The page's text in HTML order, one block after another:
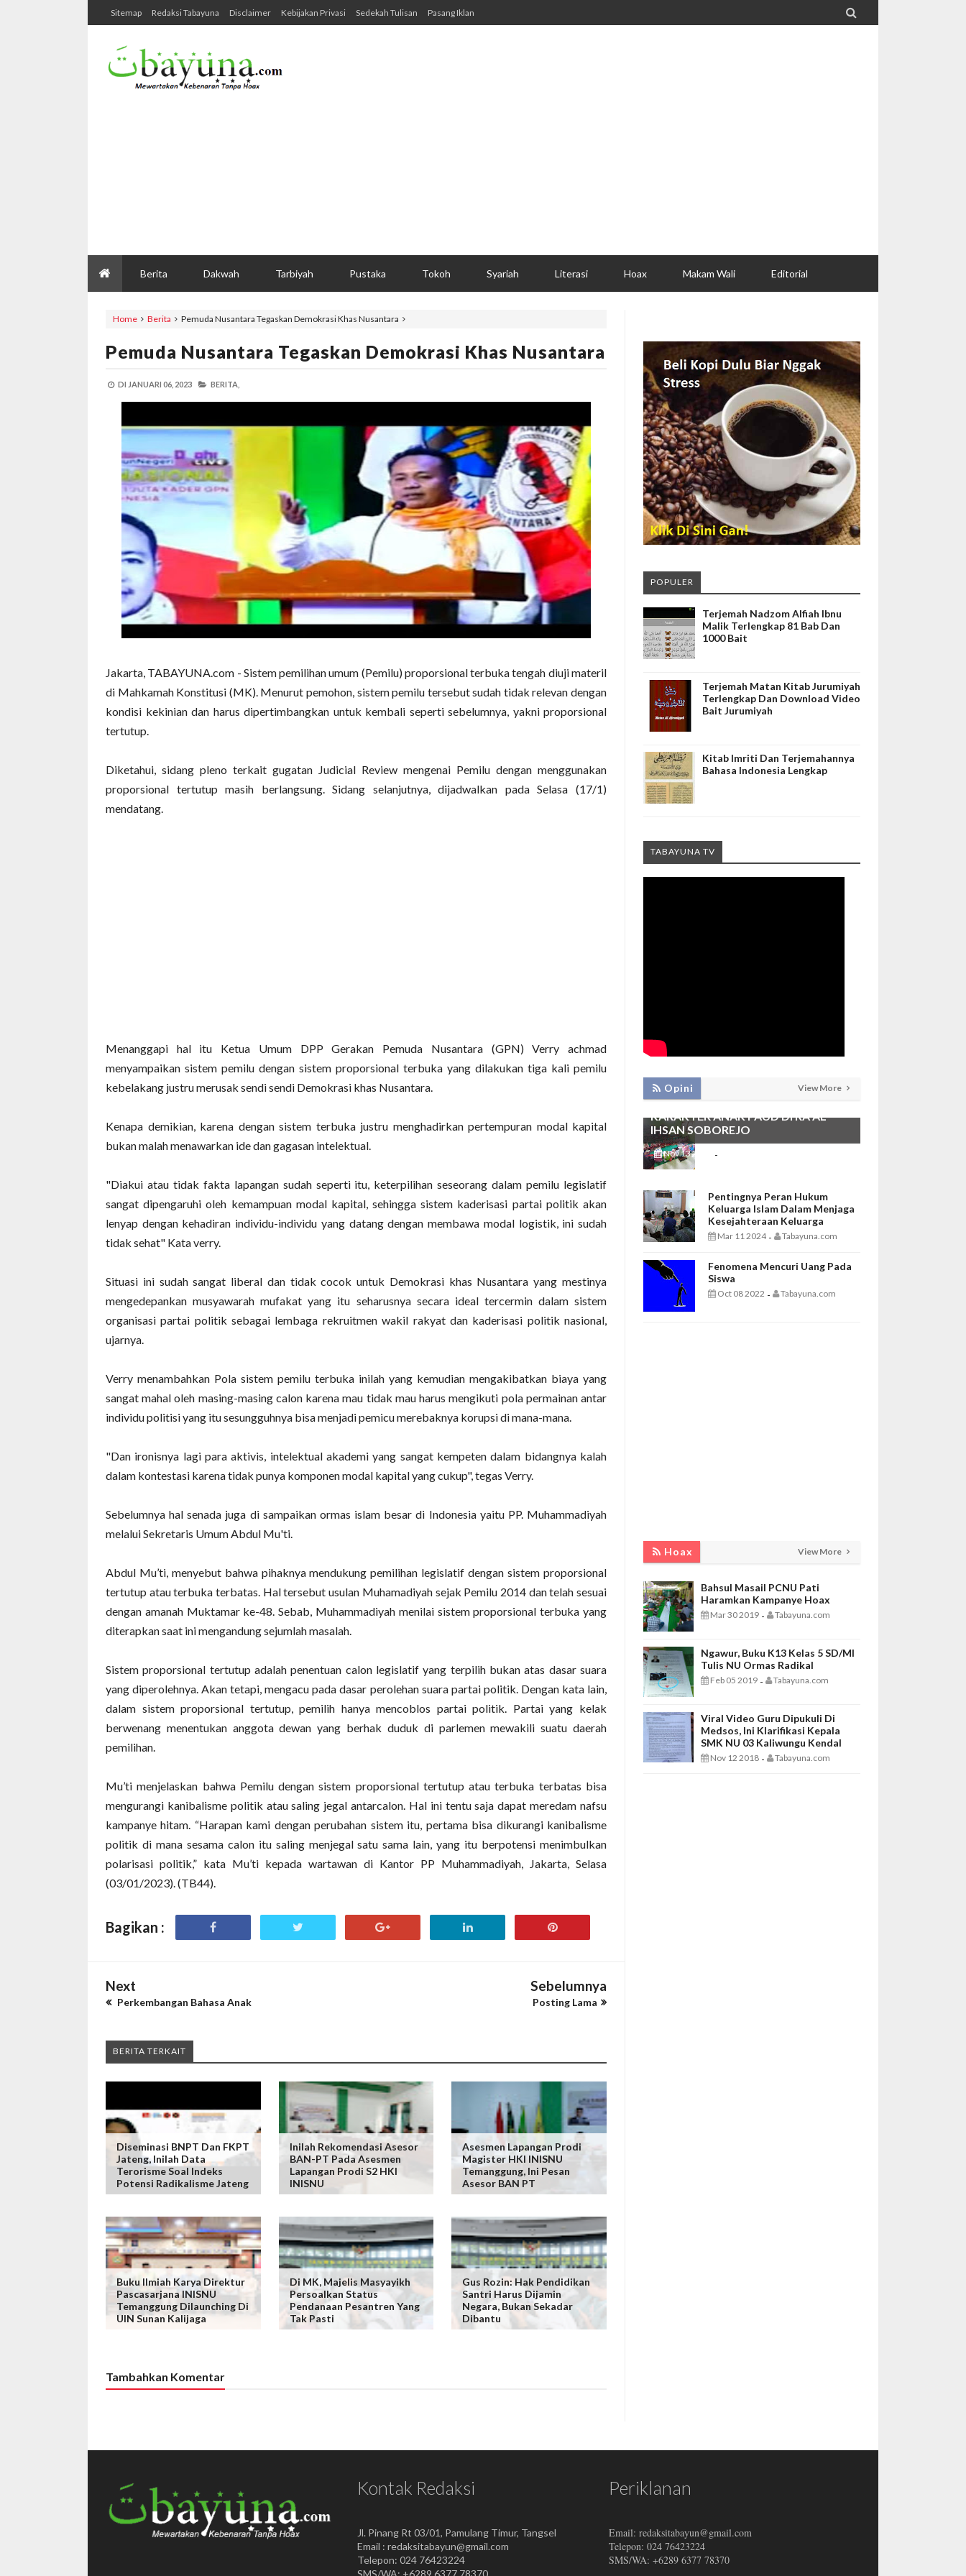
Sitemap Redaksi Tabayuna Disclaimer Kebijakan Privasi Sedekah Tulisan Pasang Iklan 
Berita Dakwah Tarbiyah Pustaka Tokoh Syariah Literasi Hoax Makam Wali Editorial
Home Berita Pemuda Nusantara Tegaskan Demokrasi Khas Nusantara
Pemuda Nusantara Tegaskan Demokrasi Khas Nusantara
DI JANUARI 06, 2023 BERITA,
Jakarta, TABAYUNA.com - Sistem pemilihan umum (Pemilu) proporsional terbuka tengah diuji materil
di Mahkamah Konstitusi (MK). Menurut pemohon, sistem pemilu tersebut sudah tidak relevan dengan
kondisi kekinian dan harus dipertimbangkan untuk kembali seperti sebelumnya, yakni proporsional
tertutup.
Diketahui, sidang pleno terkait gugatan Judicial Review mengenai Pemilu dengan menggunakan
proporsional tertutup masih berlangsung. Sidang selanjutnya, dijadwalkan pada Selasa (17/1)
mendatang.
Menanggapi hal itu Ketua Umum DPP Gerakan Pemuda Nusantara (GPN) Verry achmad
menyampaikan sistem pemilu dengan sistem proporsional terbuka yang dilakukan tiga kali pemilu
kebelakang justru merusak sendi sendi Demokrasi khas Nusantara.
Kenapa demikian, karena dengan sistem terbuka justru menghadirkan pertempuran modal kapital
bukan malah menawarkan ide dan gagasan intelektual.
"Diakui atau tidak fakta lapangan sudah seperti itu, keterpilihan seseorang dalam pemilu legislatif
sangat dipengaruhi oleh kemampuan modal kapital, sehingga sistem kaderisasi partai politik akan
lenyap dengan kehadiran individu-individu yang datang dengan membawa modal logistik, ini sudah
tidak sehat" Kata verry.
Situasi ini sudah sangat liberal dan tidak cocok untuk Demokrasi khas Nusantara yang mestinya
mengedepankan musyawarah mufakat yang itu seharusnya secara ideal tercermin dalam sistem
organisasi partai politik sebagai lembaga rekruitmen wakil rakyat dan kaderisasi politik nasional,
ujarnya.
Verry menambahkan Pola sistem pemilu terbuka inilah yang kemudian mengakibatkan biaya yang
sangat mahal oleh masing-masing calon karena mau tidak mau harus mengikuti pola permainan antar
individu politisi yang itu sesungguhnya bisa menjadi pemicu merebaknya korupsi di mana-mana.
"Dan ironisnya lagi para aktivis, intelektual akademi yang sangat kempeten dalam bidangnya kalah
dalam kontestasi karena tidak punya komponen modal kapital yang cukup", tegas Verry.
Sebelumnya hal senada juga di sampaikan ormas islam besar di Indonesia yaitu PP. Muhammadiyah
melalui Sekretaris Umum Abdul Mu'ti.
Abdul Mu’ti, menyebut bahwa pihaknya mendukung pemilihan legislatif dengan sistem proporsional
tertutup atau terbuka terbatas. Hal tersebut usulan Muhamadiyah sejak Pemilu 2014 dan telah sesuai
dengan amanah Muktamar ke-48. Sebab, Muhammadiyah menilai sistem proporsional terbuka yang
diterapkan saat ini mengandung sejumlah masalah.
Sistem proporsional tertutup adalah penentuan calon legislatif yang terpilih bukan atas dasar suara
yang diperolehnya. Akan tetapi, mengacu pada dasar perolehan suara partai politik. Dengan kata lain,
dalam sistem proporsional tertutup, pemilih hanya mencoblos partai politik. Partai yang kelak
berwenang menentukan anggota dewan yang berhak duduk di parlemen mewakili suatu daerah
pemilihan.
Mu’ti menjelaskan bahwa Pemilu dengan sistem proporsional tertutup atau terbuka terbatas bisa
mengurangi kanibalisme politik atau saling jegal antarcalon. Hal ini tentu saja dapat meredam nafsu
kampanye hitam. “Harapan kami dengan perubahan sistem itu, pertama bisa dikurangi kanibalisme
politik di mana sesama calon itu saling menjegal satu sama lain, yang itu berpotensi menimbulkan
polarisasi politik,” kata Mu’ti kepada wartawan di Kantor PP Muhammadiyah, Jakarta, Selasa
(03/01/2023). (TB44).
Bagikan :
Next
Perkembangan Bahasa Anak
Sebelumnya
Posting Lama
BERITA TERKAIT
Diseminasi BNPT Dan FKPT
Jateng, Inilah Data
Terorisme Soal Indeks
Potensi Radikalisme Jateng
Inilah Rekomendasi Asesor
BAN-PT Pada Asesmen
Lapangan Prodi S2 HKI
INISNU
Asesmen Lapangan Prodi
Magister HKI INISNU
Temanggung, Ini Pesan
Asesor BAN PT
Buku Ilmiah Karya Direktur
Pascasarjana INISNU
Temanggung Dilaunching Di
UIN Sunan Kalijaga
Di MK, Majelis Masyayikh
Persoalkan Status
Pendanaan Pesantren Yang
Tak Pasti
Gus Rozin: Hak Pendidikan
Santri Harus Dijamin
Negara, Bukan Sekadar
Dibantu
Tambahkan Komentar
POPULER
Terjemah Nadzom Alfiah Ibnu
Malik Terlengkap 81 Bab Dan
1000 Bait
Terjemah Matan Kitab Jurumiyah
Terlengkap Dan Download Video
Bait Jurumiyah
Kitab Imriti Dan Terjemahannya
Bahasa Indonesia Lengkap
TABAYUNA TV
Opini View More
PEMBIASAAN SHALAT DHUHA DAN
MENGAJI SEBAGAI FONDASI
KARAKTER ANAK PAUD DI RA AL
IHSAN SOBOREJO
Nov 13 2025 -
Pentingnya Peran Hukum
Keluarga Islam Dalam Menjaga
Kesejahteraan Keluarga
Mar 11 2024 - Tabayuna.com
Fenomena Mencuri Uang Pada
Siswa
Oct 08 2022 - Tabayuna.com
Hoax View More
Bahsul Masail PCNU Pati
Haramkan Kampanye Hoax
Mar 30 2019 - Tabayuna.com
Ngawur, Buku K13 Kelas 5 SD/MI
Tulis NU Ormas Radikal
Feb 05 2019 - Tabayuna.com
Viral Video Guru Dipukuli Di
Medsos, Ini Klarifikasi Kepala
SMK NU 03 Kaliwungu Kendal
Nov 12 2018 - Tabayuna.com
Kontak Redaksi
Jl. Pinang Rt 03/01, Pamulang Timur, Tangsel
Email : redaksitabayun@gmail.com
Telepon: 024 76423224
SMS/WA: +6289 6377 78370
Periklanan
Email: redaksitabayun@gmail.com
Telepon: 024 76423224
SMS/WA: +6289 6377 78370